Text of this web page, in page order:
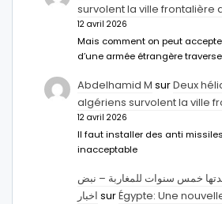
survolent la ville frontalière
12 avril 2026
Mais comment on peut
d’une armée étrangère
Abdelhamid M surDeux
algériens survolent la ville
12 avril 2026
Il faut installer des anti
inacceptable
خمس سنوات للمغاربة – نبض
اخبار surÉgypte: Une